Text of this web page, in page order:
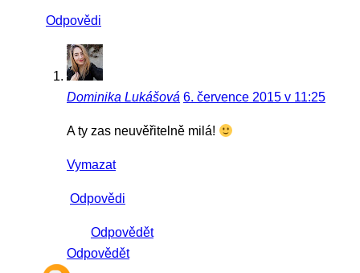
Odpovědi
Dominika Lukášová 6. července 2015 v 11:25
A ty zas neuvěřitelně milá!
Vymazat
Odpovědi
Odpovědět
Odpovědět